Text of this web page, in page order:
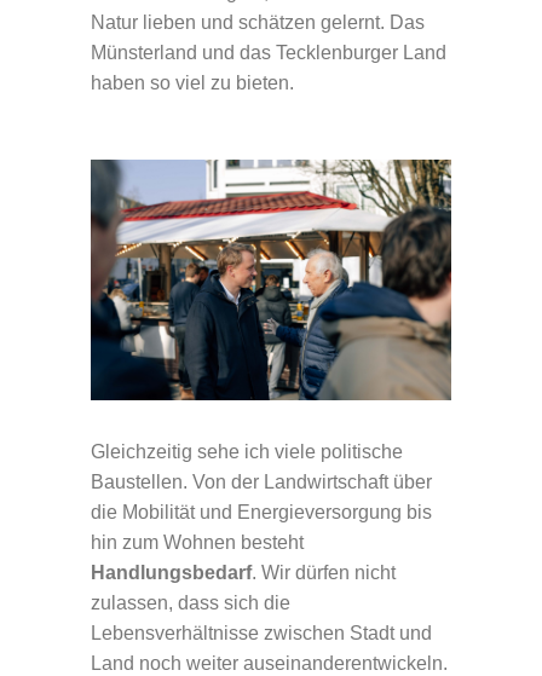
Natur lieben und schätzen gelernt. Das
Münsterland und das Tecklenburger Land
haben so viel zu bieten.
Gleichzeitig sehe ich viele politische
Baustellen. Von der Landwirtschaft über
die Mobilität und Energieversorgung bis
hin zum Wohnen besteht
Handlungsbedarf. Wir dürfen nicht
zulassen, dass sich die
Lebensverhältnisse zwischen Stadt und
Land noch weiter auseinanderentwickeln.